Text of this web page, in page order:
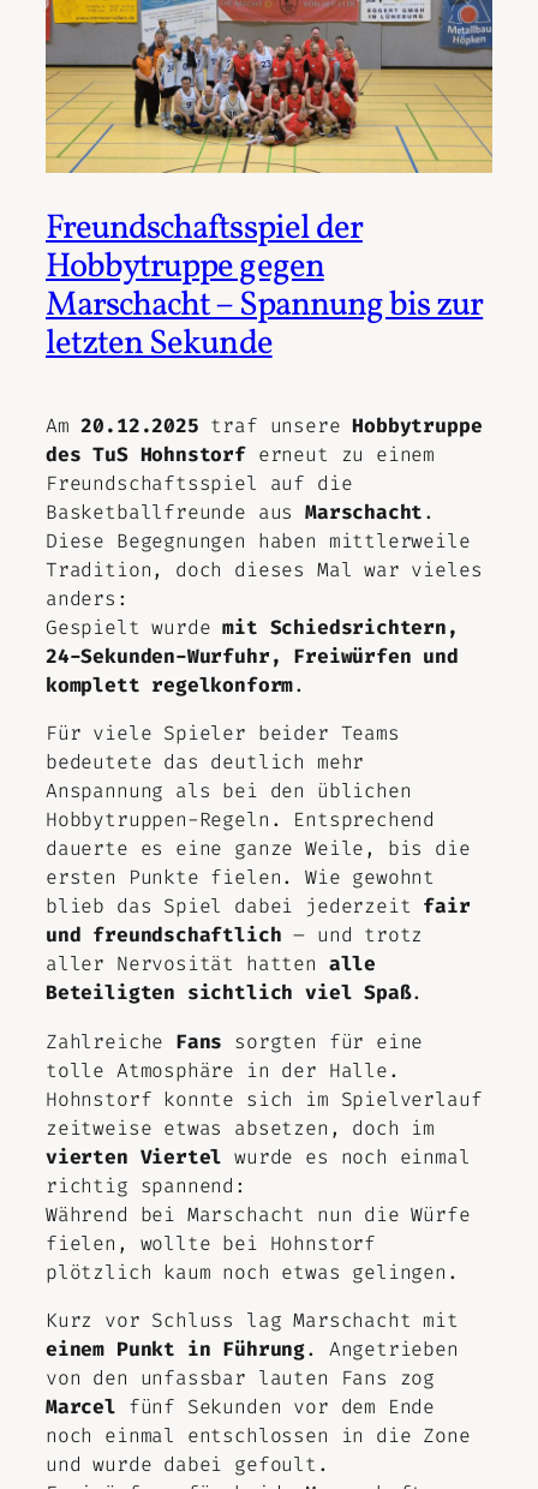
Freundschaftsspiel der
Hobbytruppe gegen
Marschacht – Spannung bis zur
letzten Sekunde
Am20.12.2025 traf unsereHobbytruppe
des TuS Hohnstorferneut zu einem
Freundschaftsspiel auf die
Basketballfreunde ausMarschacht.
Diese Begegnungen haben mittlerweile
Tradition, doch dieses Mal war vieles
anders:
Gespielt wurdemit Schiedsrichtern,
24-Sekunden-Wurfuhr, Freiwürfen und
komplett regelkonform.
Für viele Spieler beider Teams
bedeutete das deutlich mehr
Anspannung als bei den üblichen
Hobbytruppen-Regeln. Entsprechend
dauerte es eine ganze Weile, bis die
ersten Punkte fielen. Wie gewohnt
blieb das Spiel dabei jederzeit fair
und freundschaftlich – und trotz
aller Nervosität hatten alle
Beteiligten sichtlich viel Spaß.
Zahlreiche Fans sorgten für eine
tolle Atmosphäre in der Halle.
Hohnstorf konnte sich im Spielverlauf
zeitweise etwas absetzen, doch im
vierten Viertel wurde es noch einmal
richtig spannend:
Während bei Marschacht nun die Würfe
fielen, wollte bei Hohnstorf
plötzlich kaum noch etwas gelingen.
Kurz vor Schluss lag Marschacht mit
einem Punkt in Führung. Angetrieben
von den unfassbar lauten Fans zog
Marcel fünf Sekunden vor dem Ende
noch einmal entschlossen in die Zone
und wurde dabei gefoult.